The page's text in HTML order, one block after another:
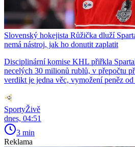
Slovenský hokejista Růžička dluží
nemá nástroj, jak ho donutit zaplatit
Disciplinární komise KHL přiřkla
necelých 30 milionů rublů, v přepočtu
verdikt je jedna věc, vymožení peněz
SportyŽivě
dnes, 04:51
3 min
Reklama